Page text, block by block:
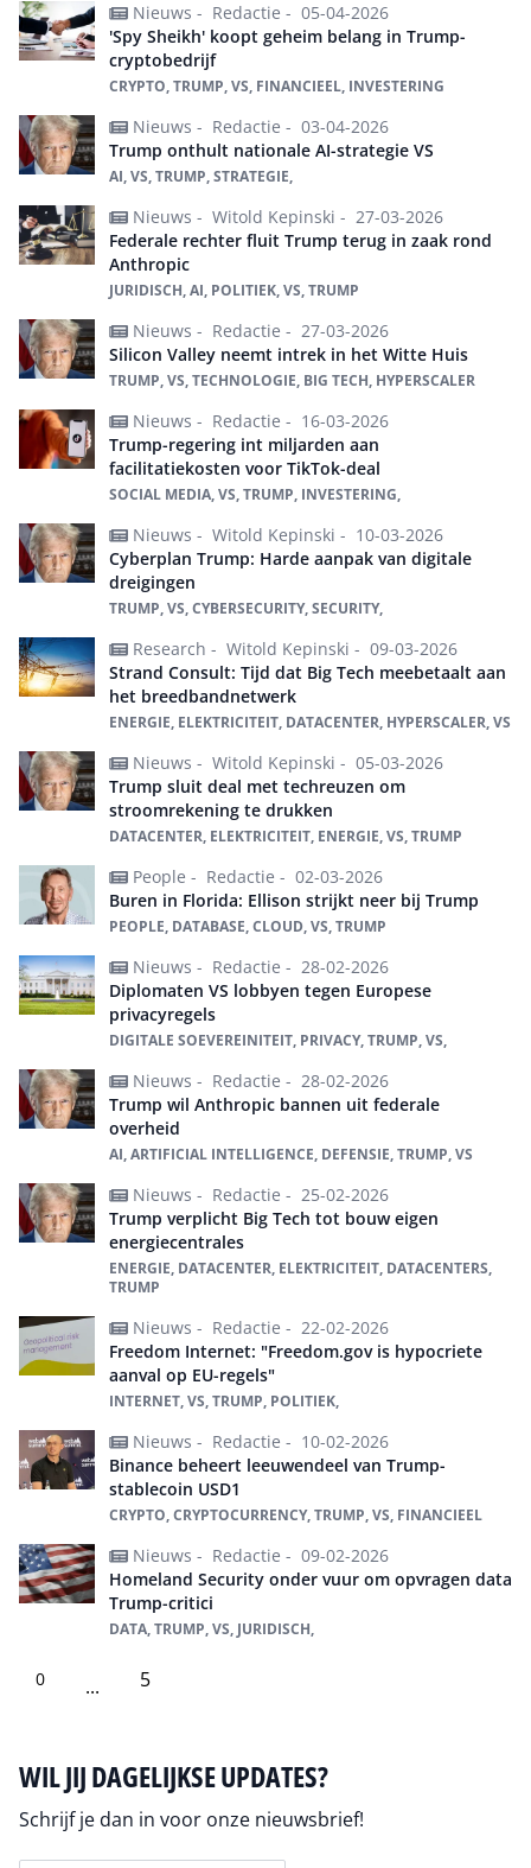
Nieuws - Redactie - 05-04-2026
'Spy Sheikh' koopt geheim belang in Trump-
cryptobedrijf
CRYPTO, TRUMP, VS, FINANCIEEL, INVESTERING
Nieuws - Redactie - 03-04-2026
Trump onthult nationale AI-strategie VS
AI, VS, TRUMP, STRATEGIE,
Nieuws - Witold Kepinski - 27-03-2026
Federale rechter fluit Trump terug in zaak rond
Anthropic
JURIDISCH, AI, POLITIEK, VS, TRUMP
Nieuws - Redactie - 27-03-2026
Silicon Valley neemt intrek in het Witte Huis
TRUMP, VS, TECHNOLOGIE, BIG TECH, HYPERSCALER
Nieuws - Redactie - 16-03-2026
Trump-regering int miljarden aan
facilitatiekosten voor TikTok-deal
SOCIAL MEDIA, VS, TRUMP, INVESTERING,
Nieuws - Witold Kepinski - 10-03-2026
Cyberplan Trump: Harde aanpak van digitale
dreigingen
TRUMP, VS, CYBERSECURITY, SECURITY,
Research - Witold Kepinski - 09-03-2026
Strand Consult: Tijd dat Big Tech meebetaalt aan
het breedbandnetwerk
ENERGIE, ELEKTRICITEIT, DATACENTER, HYPERSCALER, VS
Nieuws - Witold Kepinski - 05-03-2026
Trump sluit deal met techreuzen om
stroomrekening te drukken
DATACENTER, ELEKTRICITEIT, ENERGIE, VS, TRUMP
People - Redactie - 02-03-2026
Buren in Florida: Ellison strijkt neer bij Trump
PEOPLE, DATABASE, CLOUD, VS, TRUMP
Nieuws - Redactie - 28-02-2026
Diplomaten VS lobbyen tegen Europese
privacyregels
DIGITALE SOEVEREINITEIT, PRIVACY, TRUMP, VS,
Nieuws - Redactie - 28-02-2026
Trump wil Anthropic bannen uit federale
overheid
AI, ARTIFICIAL INTELLIGENCE, DEFENSIE, TRUMP, VS
Nieuws - Redactie - 25-02-2026
Trump verplicht Big Tech tot bouw eigen
energiecentrales
ENERGIE, DATACENTER, ELEKTRICITEIT, DATACENTERS,
TRUMP
Nieuws - Redactie - 22-02-2026
Freedom Internet: "Freedom.gov is hypocriete
aanval op EU-regels"
INTERNET, VS, TRUMP, POLITIEK,
Nieuws - Redactie - 10-02-2026
Binance beheert leeuwendeel van Trump-
stablecoin USD1
CRYPTO, CRYPTOCURRENCY, TRUMP, VS, FINANCIEEL
Nieuws - Redactie - 09-02-2026
Homeland Security onder vuur om opvragen data
Trump-critici
DATA, TRUMP, VS, JURIDISCH,
0 ... 5
WIL JIJ DAGELIJKSE UPDATES?
Schrijf je dan in voor onze nieuwsbrief!